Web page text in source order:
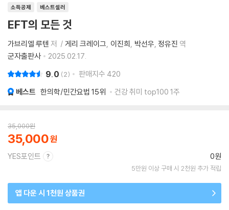
소득공제 베스트셀러
EFT의 모든 것
가브리엘 루텐 저 게리 크레이그 이진희 박선우 정유진 역
군자출판사
2025.02.17.
9.0 2 판매지수 420
베스트 한의학/민간요법 15위 건강 취미 top100 1주
35,000원
35,000
YES포인트 0원
5만원 이상 구매 시 2천원 추가 적립
앱 다운 시 1천원 상품권